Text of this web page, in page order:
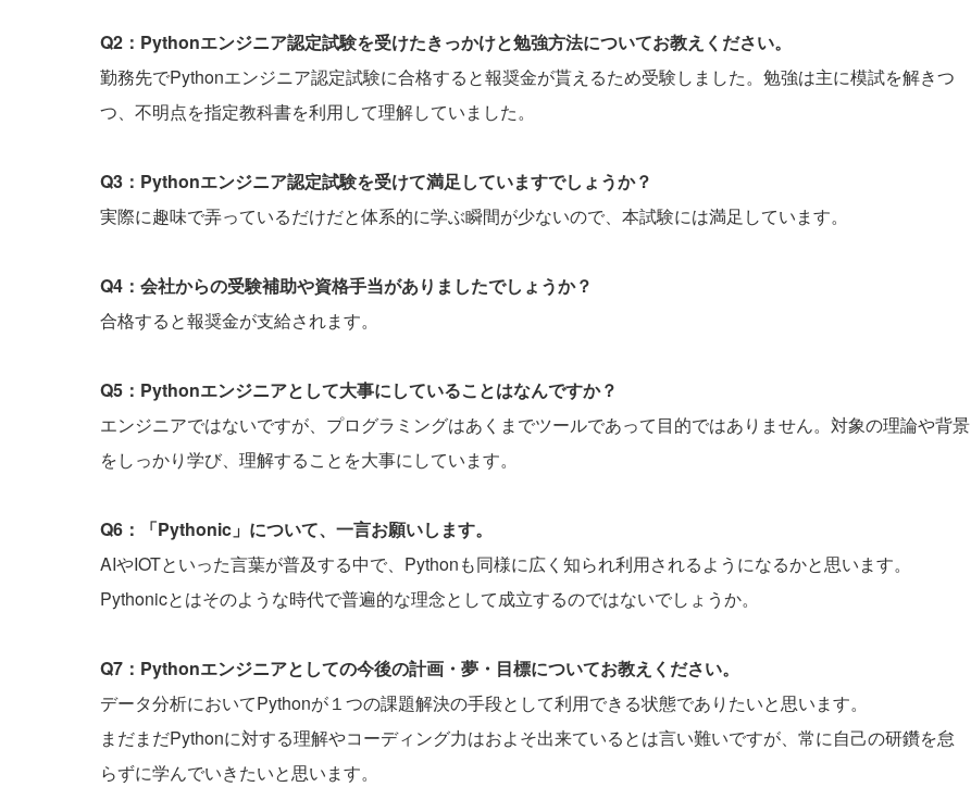
Q2：Pythonエンジニア認定試験を受けたきっかけと勉強方法についてお教えください。
勤務先でPythonエンジニア認定試験に合格すると報奨金が貰えるため受験しました。勉強は主に模試を解きつ
つ、不明点を指定教科書を利用して理解していました。
Q3：Pythonエンジニア認定試験を受けて満足していますでしょうか？
実際に趣味で弄っているだけだと体系的に学ぶ瞬間が少ないので、本試験には満足しています。
Q4：会社からの受験補助や資格手当がありましたでしょうか？
合格すると報奨金が支給されます。
Q5：Pythonエンジニアとして大事にしていることはなんですか？
エンジニアではないですが、プログラミングはあくまでツールであって目的ではありません。対象の理論や背景
をしっかり学び、理解することを大事にしています。
Q6：「Pythonic」について、一言お願いします。
AIやIOTといった言葉が普及する中で、Pythonも同様に広く知られ利用されるようになるかと思います。
Pythonicとはそのような時代で普遍的な理念として成立するのではないでしょうか。
Q7：Pythonエンジニアとしての今後の計画・夢・目標についてお教えください。
データ分析においてPythonが１つの課題解決の手段として利用できる状態でありたいと思います。
まだまだPythonに対する理解やコーディング力はおよそ出来ているとは言い難いですが、常に自己の研鑽を怠
らずに学んでいきたいと思います。